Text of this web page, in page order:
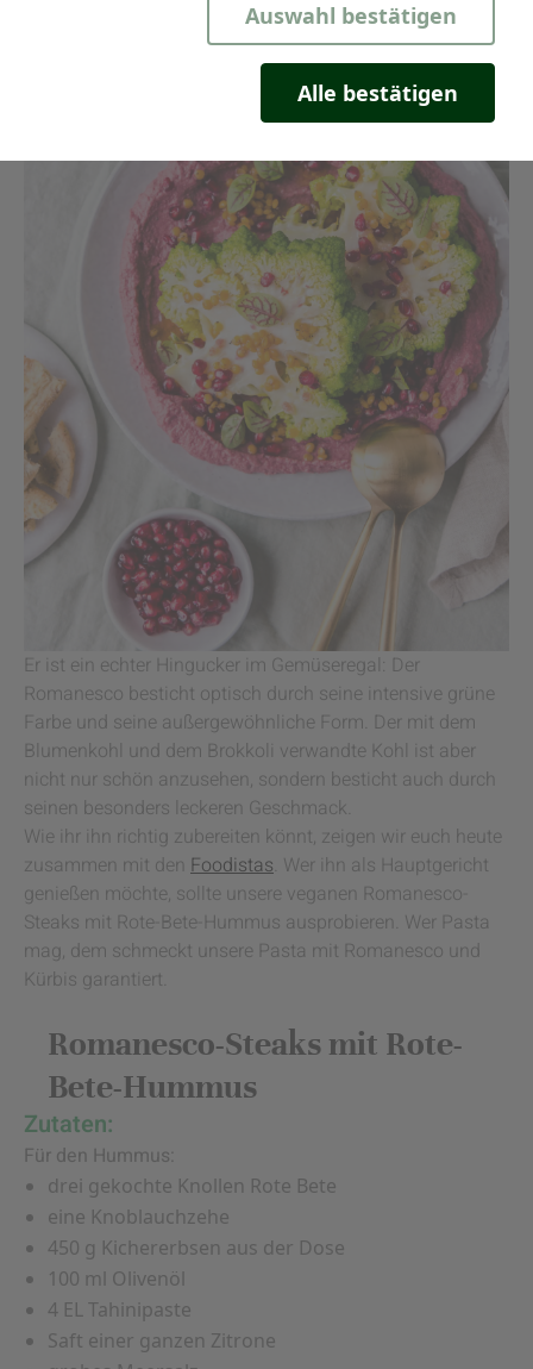
Auswahl bestätigen
Alle bestätigen
Er ist ein echter Hingucker im Gemüseregal: Der
Romanesco besticht optisch durch seine intensive grüne
Farbe und seine außergewöhnliche Form. Der mit dem
Blumenkohl und dem Brokkoli verwandte Kohl ist aber
nicht nur schön anzusehen, sondern besticht auch durch
seinen besonders leckeren Geschmack.
Wie ihr ihn richtig zubereiten könnt, zeigen wir euch heute
zusammen mit den Foodistas . Wer ihn als Hauptgericht
genießen möchte, sollte unsere veganen Romanesco-
Steaks mit Rote-Bete-Hummus ausprobieren. Wer Pasta
mag, dem schmeckt unsere Pasta mit Romanesco und
Kürbis garantiert.
Romanesco-Steaks mit Rote-
Bete-Hummus
Zutaten:
Für den Hummus:
drei gekochte Knollen Rote Bete
eine Knoblauchzehe
450 g Kichererbsen aus der Dose
100 ml Olivenöl
4 EL Tahinipaste
Saft einer ganzen Zitrone